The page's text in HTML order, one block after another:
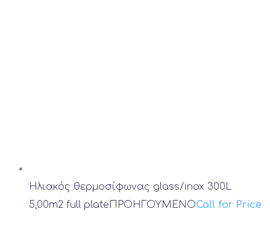
Ηλιακός θερμοσίφωνας glass/inox 300L
5,00m2 full plateΠΡΟΗΓΟΥΜΕΝΟCall for Price